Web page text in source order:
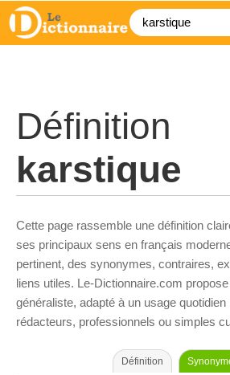
Définition
karstique
Cette page rassemble une définition
ses principaux sens en français
pertinent, des synonymes, contraires,
liens utiles. Le-Dictionnaire.com
généraliste, adapté à un usage
rédacteurs, professionnels ou simples
Définition